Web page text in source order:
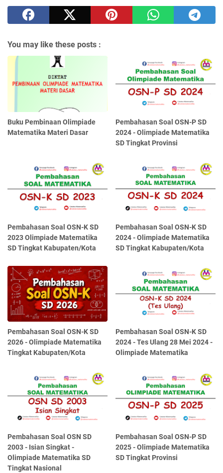
You may like these posts :
Buku Pembinaan Olimpiade
Matematika Materi Dasar
Pembahasan Soal OSN-P SD
2024 - Olimpiade Matematika
SD Tingkat Provinsi
Pembahasan Soal OSN-K SD
2023 Olimpiade Matematika
SD Tingkat Kabupaten/Kota
Pembahasan Soal OSN-K SD
2024 - Olimpiade Matematika
SD Tingkat Kabupaten/Kota
Pembahasan Soal OSN-K SD
2026 - Olimpiade Matematika
Tingkat Kabupaten/Kota
Pembahasan Soal OSN-K SD
2024 - Tes Ulang 28 Mei 2024 -
Olimpiade Matematika
Pembahasan Soal OSN SD
2003 - Isian Singkat -
Olimpiade Matematika SD
Tingkat Nasional
Pembahasan Soal OSN-P SD
2025 - Olimpiade Matematika
SD Tingkat Provinsi